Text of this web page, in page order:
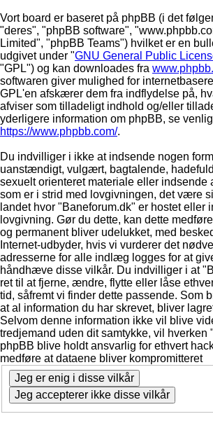
Vort board er baseret på phpBB (i det
"deres", "phpBB software",
Limited", "phpBB Teams") hvilket er en
udgivet under "GNU General Public
"GPL") og kan downloades fra
softwaren giver mulighed for
GPL'en afskærer dem fra indflydelse på,
afviser som tilladeligt indhold og/eller
yderligere information om phpBB, se
https://www.phpbb.com/.
Du indvilliger i ikke at indsende nogen
uanstændigt, vulgært, bagtalende,
sexuelt orienteret materiale eller indsende
som er i strid med lovgivningen, det være
landet hvor "Baneforum.dk" er hostet eller
lovgivning. Gør du dette, kan dette
og permanent bliver udelukket, med
Internet-udbyder, hvis vi vurderer det
adresserne for alle indlæg logges for at
håndhæve disse vilkår. Du indvilliger i at
ret til at fjerne, ændre, flytte eller låse
tid, såfremt vi finder dette passende. Som
at al information du har skrevet, bliver
Selvom denne information ikke vil blive
tredjemand uden dit samtykke, vil hverken
phpBB blive holdt ansvarlig for ethvert
medføre at dataene bliver kompromitteret